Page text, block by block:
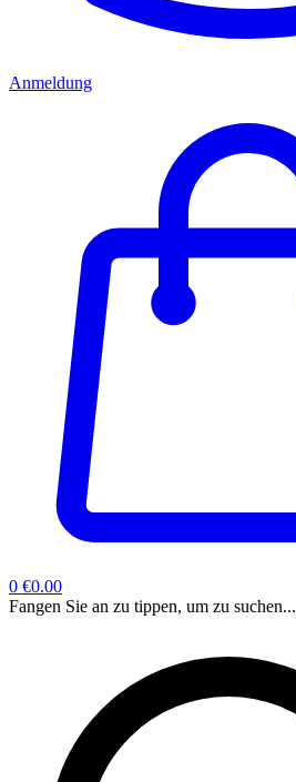
Anmeldung
0 €0.00
Fangen Sie an zu tippen, um zu suchen...